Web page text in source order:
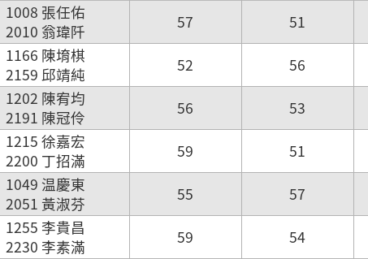
1008 張任佑
2010 翁瑋阡
57 51
1166 陳堉棋
2159 邱靖純
52 56
1202 陳宥均
2191 陳冠伶
56 53
1215 徐嘉宏
2200 丁招滿
59 51
1049 温慶東
2051 黃淑芬
55 57
1255 李貴昌
2230 李素滿
59 54